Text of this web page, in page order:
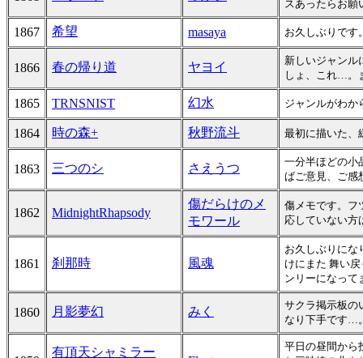
スあったらお願
1867 希望 masaya お久しぶりです
1866 春の帰り道 ヤヨイ
新しいジャンル
しょ、これ…。
1865 TRNSNIST 幻水 ジャンルがわ
1864 時の森+ 秋野流斗 最初に描いた、
1863 三つのシ さえうつ
一分半ほどの小
ばご意見、ご感
1862 MidnightRhapsody
傷だらけのメ
モワール
傷メモです。フ
応していない方
1861 刹那時 風魂
お久しぶりにな
けにまた 舞い
ンリーになって
1860 月影夢幻 みく
サクラ掲示板の
なり下手です…
有頂天シャミラー
平日の昼間から